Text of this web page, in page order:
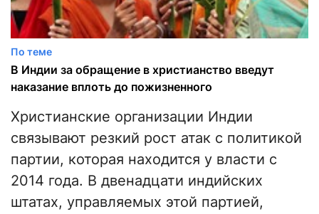
По теме
В Индии за обращение в христианство введут
наказание вплоть до пожизненного
Христианские организации Индии
связывают резкий рост атак с политикой
партии, которая находится у власти с
2014 года. В двенадцати индийских
штатах, управляемых этой партией,